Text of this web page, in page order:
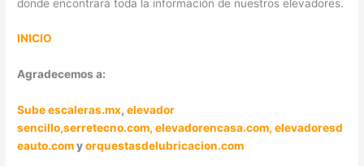
donde encontrará toda la información de nuestros elevadores.
INICIO
Agradecemos a:
Sube escaleras.mx,elevador
sencillo,serretecno.com, elevadorencasa.com, elevadoresd
eauto.comyorquestasdelubricacion.com